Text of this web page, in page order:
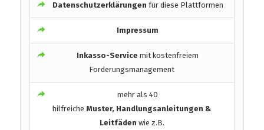
Datenschutzerklärungen für diese Plattformen
Impressum
Inkasso-Service mit kostenfreiem
Forderungsmanagement
mehr als 40
hilfreicheMuster, Handlungsanleitungen &
Leitfäden wie z.B.